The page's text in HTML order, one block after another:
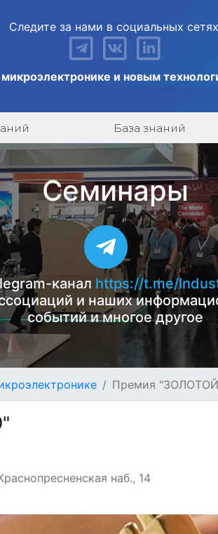
Следите за нами в социальных
и новым
База знаний
Семинары
канал https://t.me/
и наших
событий и многое другое
Премия
наб., 14